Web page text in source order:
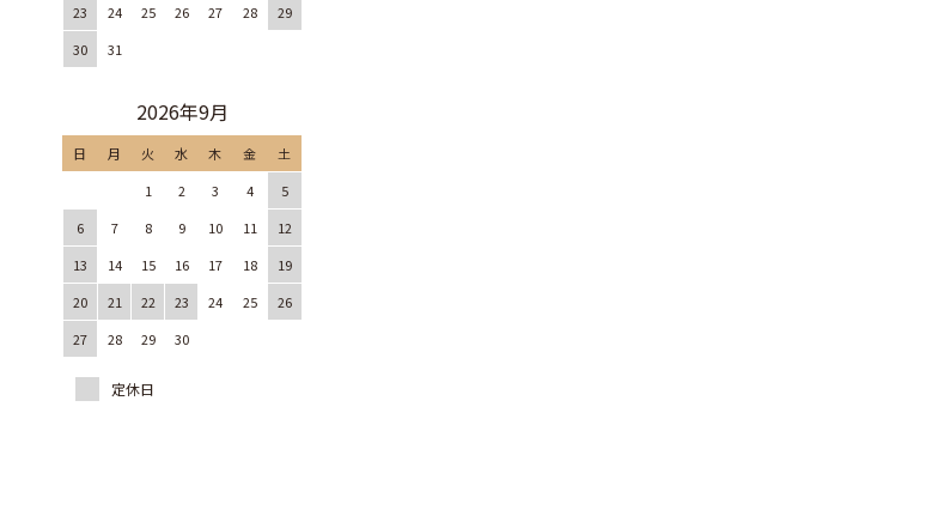
23
24 25 26 27 28
29
30
31
2026年9月
日 月 火 水 木 金
土
1
2 3 4
5
6
7 8 9 10 11
12
13
14 15 16 17 18
19
20
21 22 23 24 25
26
27
28 29 30